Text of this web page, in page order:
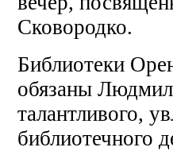
Сковородко.
Библиотеки
обязаны
талантливого,
библиотечного